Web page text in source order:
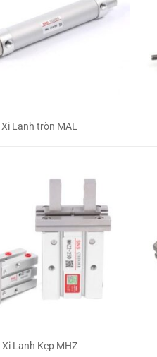
Xi Lanh tròn MAL
Xi Lanh Kẹp MHZ